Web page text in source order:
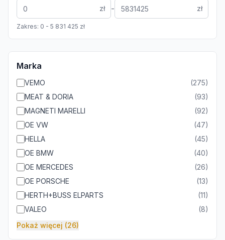
zł - zł
Zakres: 0 - 5 831 425 zł
Marka
VEMO (275)
MEAT & DORIA
(93)
MAGNETI MARELLI
(92)
OE VW
(47)
HELLA
(45)
OE BMW
(40)
OE MERCEDES
(26)
OE PORSCHE
(13)
HERTH+BUSS ELPARTS
(11)
VALEO
(8)
Pokaż więcej (26)